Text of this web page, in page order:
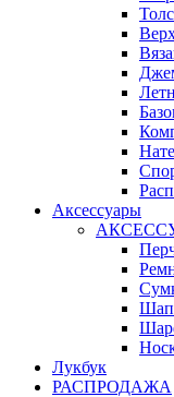
Аксессуары
Лукбук
РАСПРОДАЖА